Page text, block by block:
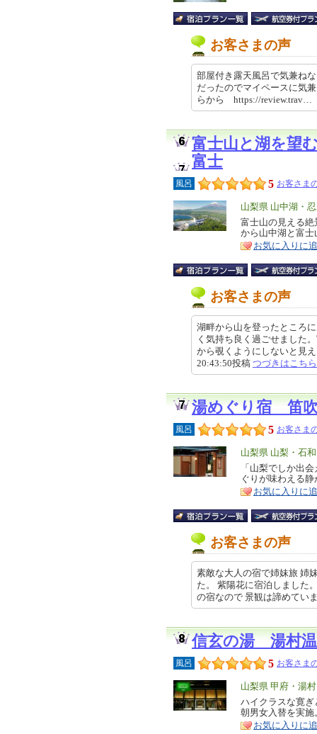
お客さまの声
部屋付き露天風呂で気兼ね
だったのでマイペースに気
らから https://review.trav…
富士山と湖を
富士
風呂 5 お客さま
エ
リ
ア
山梨県 山中湖・
特
徴
富士山の見える
から山中湖と富
お気に入りに
お客さまの声
湖畔から山を登ったところ
く気持ち良く過ごせました
から覗くようにしないと見
20:43:50投稿 つづきはこちら
湯めぐり宿 笛
風呂 5 お客さま
エ
リ
ア
山梨県 山梨・石
特
徴
「山梨でしか出
ぐりが味わえる
お気に入りに
お客さまの声
素敵な大人の宿で姉妹旅 姉
た。 紫陽花に宿泊しました
の宿なので 景観は諦めて
信玄の湯 湯村
風呂 5 お客さま
エ
リ
ア
山梨県 甲府・湯
特
徴
ハイクラスな寛
朝男女入替を実施
お気に入りに